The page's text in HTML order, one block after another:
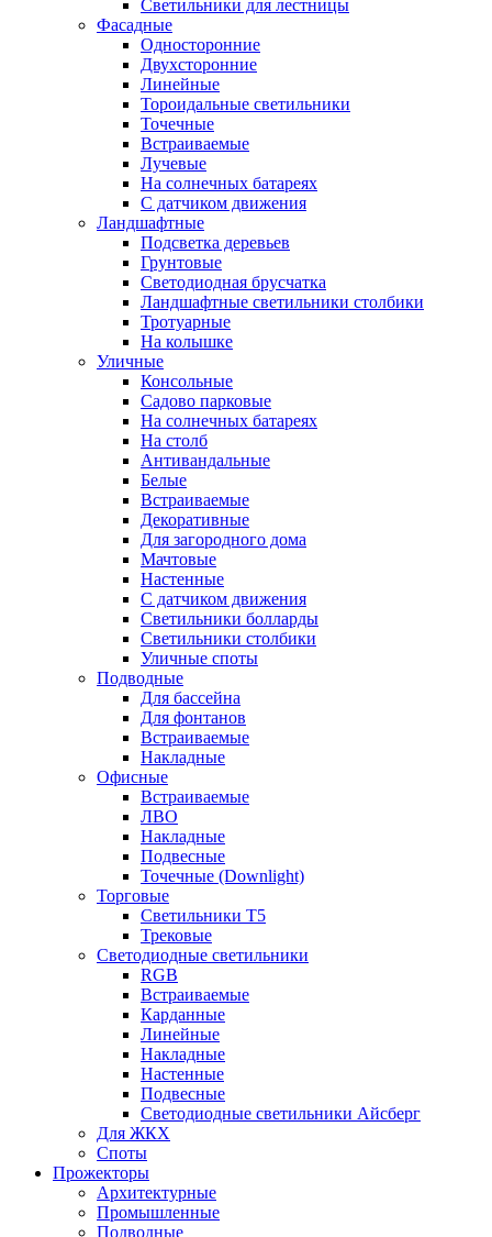
Светильники для лестницы
Фасадные
Односторонние
Двухсторонние
Линейные
Тороидальные светильники
Точечные
Встраиваемые
Лучевые
На солнечных батареях
С датчиком движения
Ландшафтные
Подсветка деревьев
Грунтовые
Светодиодная брусчатка
Ландшафтные светильники столбики
Тротуарные
На колышке
Уличные
Консольные
Садово парковые
На солнечных батареях
На столб
Антивандальные
Белые
Встраиваемые
Декоративные
Для загородного дома
Мачтовые
Настенные
С датчиком движения
Светильники болларды
Светильники столбики
Уличные споты
Подводные
Для бассейна
Для фонтанов
Встраиваемые
Накладные
Офисные
Встраиваемые
ЛВО
Накладные
Подвесные
Точечные (Downlight)
Торговые
Светильники Т5
Трековые
Светодиодные светильники
RGB
Встраиваемые
Карданные
Линейные
Накладные
Настенные
Подвесные
Светодиодные светильники Айсберг
Для ЖКХ
Споты
Прожекторы
Архитектурные
Промышленные
Подводные